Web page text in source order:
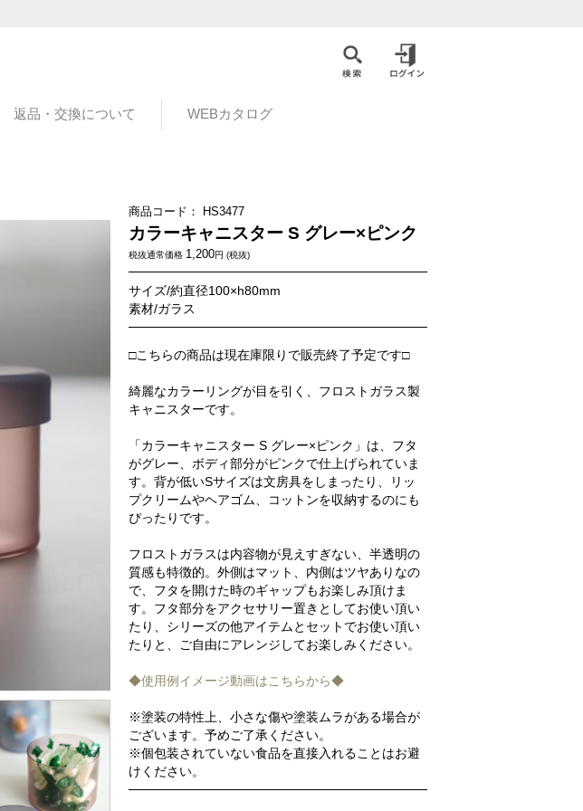
返品・交換について WEBカタログ
商品コード： HS3477
カラーキャニスター S グレー×ピンク
税抜通常価格 1,200円 (税抜)
サイズ/約直径100×h80mm
素材/ガラス
□こちらの商品は現在庫限りで販売終了予定です□
綺麗なカラーリングが目を引く、フロストガラス製
キャニスターです。
「カラーキャニスター S グレー×ピンク」は、フタ
がグレー、ボディ部分がピンクで仕上げられていま
す。背が低いSサイズは文房具をしまったり、リッ
プクリームやヘアゴム、コットンを収納するのにも
ぴったりです。
フロストガラスは内容物が見えすぎない、半透明の
質感も特徴的。外側はマット、内側はツヤありなの
で、フタを開けた時のギャップもお楽しみ頂けま
す。フタ部分をアクセサリー置きとしてお使い頂い
たり、シリーズの他アイテムとセットでお使い頂い
たりと、ご自由にアレンジしてお楽しみください。
◆使用例イメージ動画はこちらから◆
※塗装の特性上、小さな傷や塗装ムラがある場合が
ございます。予めご了承ください。
※個包装されていない食品を直接入れることはお避
けください。